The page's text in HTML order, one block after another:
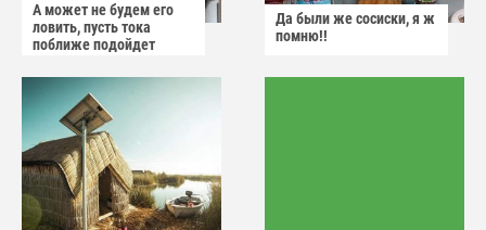
А может не будем его
ловить, пусть тока
поближе подойдет
Да были же сосиски, я ж
помню!!